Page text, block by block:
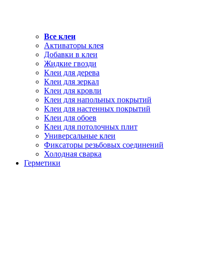
Все клеи
Активаторы клея
Добавки в клеи
Жидкие гвозди
Клеи для дерева
Клеи для зеркал
Клеи для кровли
Клеи для напольных покрытий
Клеи для настенных покрытий
Клеи для обоев
Клеи для потолочных плит
Универсальные клеи
Фиксаторы резьбовых соединений
Холодная сварка
Герметики